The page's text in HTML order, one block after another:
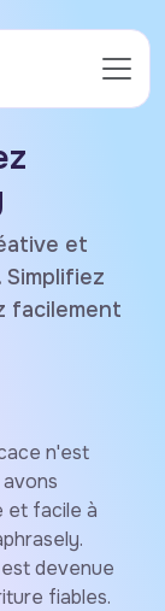
et
facilement
n'est
et facile à
devenue
fiables.